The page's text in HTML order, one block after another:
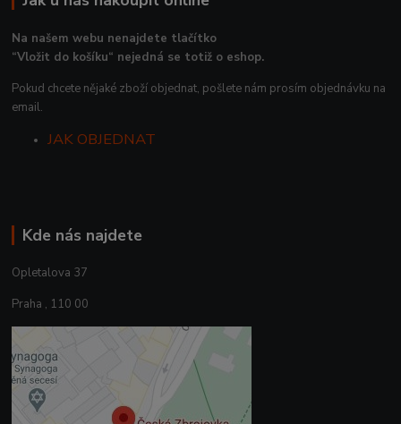
Na našem webu nenajdete tlačítko
“Vložit do košíku“ nejedná se totiž o eshop.
Pokud chcete nějaké zboží objednat, pošlete nám prosím objednávku na
email.
JAK OBJEDNAT
Kde nás najdete
Opletalova 37
Praha , 110 00